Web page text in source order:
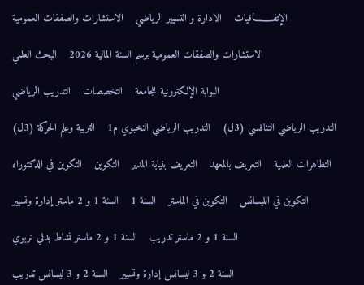
الإتفــــــاقيات
الادارة و التسيير الرياضي
الاستشارات والصفقات العمومية
الاستشارات والصفقات العمومية برسم السنة المالية 2026
البحث العلمي
البوابة الإلكترونية للجامعة
التخصصات
التدريب الرياضي
التدريب الرياضي التنافسي (3ل)
التدريب الرياضي النخبوي م1
التربية وعلم الحركة (3ل)
التظاهرات العلمية
التعريف بالمعهد التعريف بنيابة المدير التكوين
التكوين في الدكتوراه
التكوين في الليسانس
التكوين في الماستر السنة 1
السنة 1 و 2 ماستر إدارة وتسيير
السنة 1 و 2 ماستر تدريب
السنة 1 و 2 ماستر نشاط بدني تربوي
السنة 2 و 3 ليسانس إدارة وتسيير
السنة 2 و 3 ليسانس تدريب